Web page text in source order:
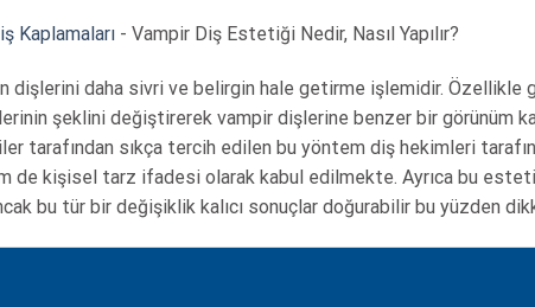
Kaplamaları- Vampir Diş Estetiği Nedir, Nasıl Yapılır?
daha sivri ve belirgin hale getirme işlemidir. Özellikle
şeklini değiştirerek vampir dişlerine benzer bir görünüm
tarafından sıkça tercih edilen bu yöntem diş hekimleri
de kişisel tarz ifadesi olarak kabul edilmekte. Ayrıca bu
bu tür bir değişiklik kalıcı sonuçlar doğurabilir bu yüzden